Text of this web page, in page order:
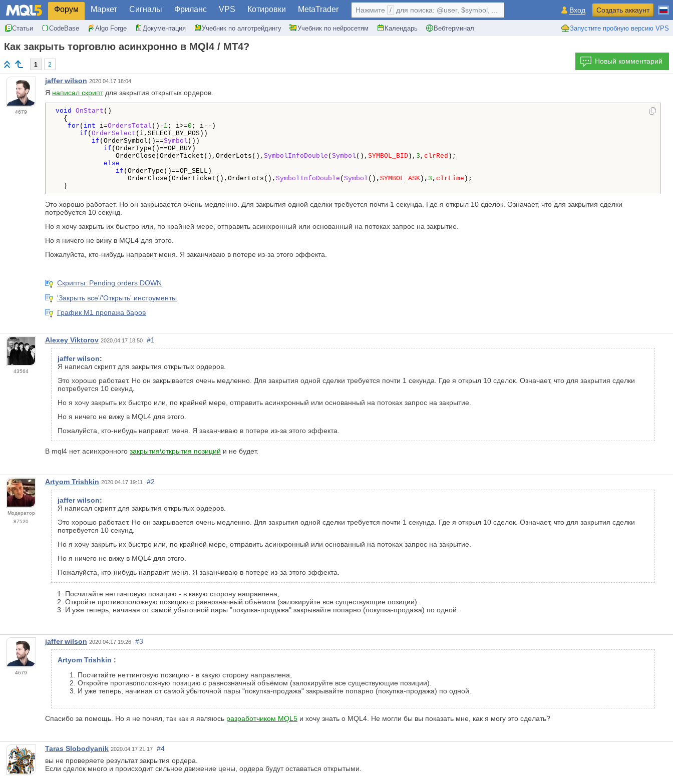
Форум Маркет Сигналы Фриланс VPS Котировки MetaTrader
Статьи CodeBase Algo Forge Документация Учебник по алготрейдингу Учебник по нейросетям Календарь Вебтерминал Запустите пробную версию VPS
Нажмите / для поиска: @user, $symbol, ... Вход Создать аккаунт
Как закрыть торговлю асинхронно в MQl4 / MT4?
1 2 Новый комментарий
4679
jaffer wilson 2020.04.17 18:04
Я написал скриптдля закрытия открытых ордеров.
void OnStart ()
{
for ( int i=OrdersTotal ()- 1; i>=0 ; i--)
if ( OrderSelect (i,SELECT_BY_POS))
if (OrderSymbol()==Symbol ())
if (OrderType()==OP_BUY)
OrderClose(OrderTicket(),OrderLots(), SymbolInfoDouble ( Symbol (), SYMBOL_BID ), 3 , clrRed );
else
if (OrderType()==OP_SELL)
OrderClose(OrderTicket(),OrderLots(), SymbolInfoDouble ( Symbol (), SYMBOL_ASK ), 3 , clrLime );
}
Это хорошо работает. Но он закрывается очень медленно. Для закрытия одной сделки требуется почти 1 секунда. Где я открыл 10 сделок. Означает, что для закрытия сделки
потребуется 10 секунд.
Но я хочу закрыть их быстро или, по крайней мере, отправить асинхронный или основанный на потоках запрос на закрытие.
Но я ничего не вижу в MQL4 для этого.
Пожалуйста, кто-нибудь направит меня. Я заканчиваю в потере из-за этого эффекта.
Скрипты: Pending orders DOWN
'Закрыть все'/'Открыть' инструменты
График М1 пропажа баров
43564
Alexey Viktorov 2020.04.17 18:50 #1
jaffer wilson:
Я написал скрипт для закрытия открытых ордеров.
Это хорошо работает. Но он закрывается очень медленно. Для закрытия одной сделки требуется почти 1 секунда. Где я открыл 10 сделок. Означает, что для закрытия сделки
потребуется 10 секунд.
Но я хочу закрыть их быстро или, по крайней мере, отправить асинхронный или основанный на потоках запрос на закрытие.
Но я ничего не вижу в MQL4 для этого.
Пожалуйста, кто-нибудь направит меня. Я заканчиваю в потере из-за этого эффекта.
В mql4 нет асинхронного закрытия\открытия позиций и не будет.
Модератор
87520
Artyom Trishkin 2020.04.17 19:11 #2
jaffer wilson:
Я написал скрипт для закрытия открытых ордеров.
Это хорошо работает. Но он закрывается очень медленно. Для закрытия одной сделки требуется почти 1 секунда. Где я открыл 10 сделок. Означает, что для закрытия сделки
потребуется 10 секунд.
Но я хочу закрыть их быстро или, по крайней мере, отправить асинхронный или основанный на потоках запрос на закрытие.
Но я ничего не вижу в MQL4 для этого.
Пожалуйста, кто-нибудь направит меня. Я заканчиваю в потере из-за этого эффекта.
Посчитайте неттинговую позицию - в какую сторону направлена,
Откройте противоположную позицию с равнозначный объёмом (залокируйте все существующие позиции).
И уже теперь, начиная от самой убыточной пары "покупка-продажа" закрывайте попарно (покупка-продажа) по одной.
4679
jaffer wilson 2020.04.17 19:26 #3
Artyom Trishkin :
Посчитайте неттинговую позицию - в какую сторону направлена,
Откройте противоположную позицию с равнозначный объёмом (залокируйте все существующие позиции).
И уже теперь, начиная от самой убыточной пары "покупка-продажа" закрывайте попарно (покупка-продажа) по одной.
Спасибо за помощь. Но я не понял, так как я являюсь разработчиком MQL5 и хочу знать о MQL4. Не могли бы вы показать мне, как я могу это сделать?
Taras Slobodyanik 2020.04.17 21:17
#4
вы не проверяете результат закрытия ордера.
Если сделок много и происходит сильное движение цены, ордера будут оставаться открытыми.